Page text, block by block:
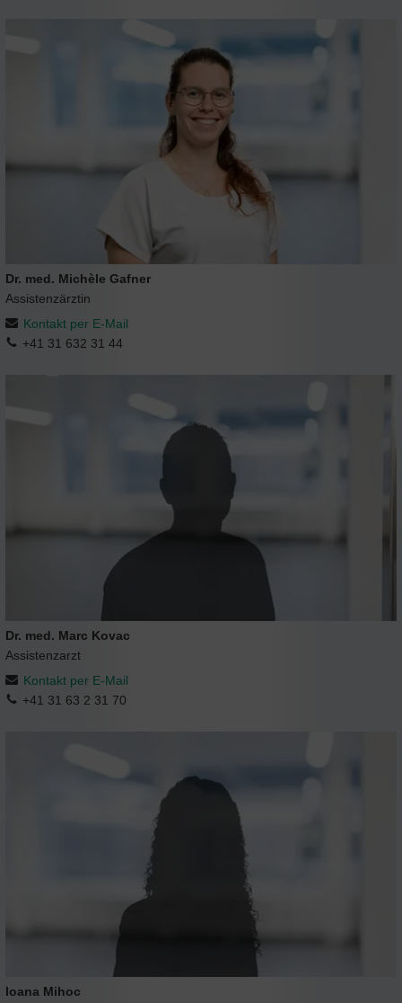
Dr. med. Michèle Gafner
Assistenzärztin
Kontakt per E-Mail
+41 31 632 31 44
Dr. med. Marc Kovac
Assistenzarzt
Kontakt per E-Mail
+41 31 63 2 31 70
Ioana Mihoc